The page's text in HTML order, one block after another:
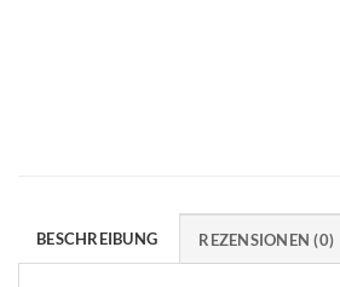
BESCHREIBUNG REZENSIONEN (0)